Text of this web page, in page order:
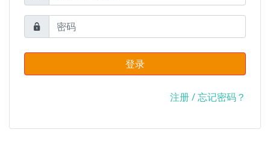
登录
注册/忘记密码？